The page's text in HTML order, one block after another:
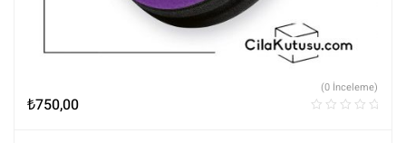
₺750,00
(0 İnceleme)